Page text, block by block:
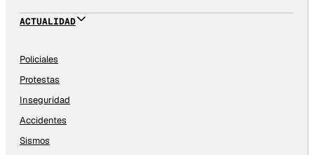
ACTUALIDAD
Policiales
Protestas
Inseguridad
Accidentes
Sismos